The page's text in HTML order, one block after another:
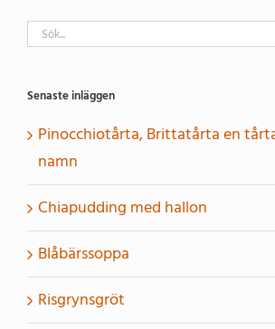
Sök
Senaste inläggen
Pinocchiotårta, Brittatårta en
namn
Chiapudding med hallon
Blåbärssoppa
Risgrynsgröt